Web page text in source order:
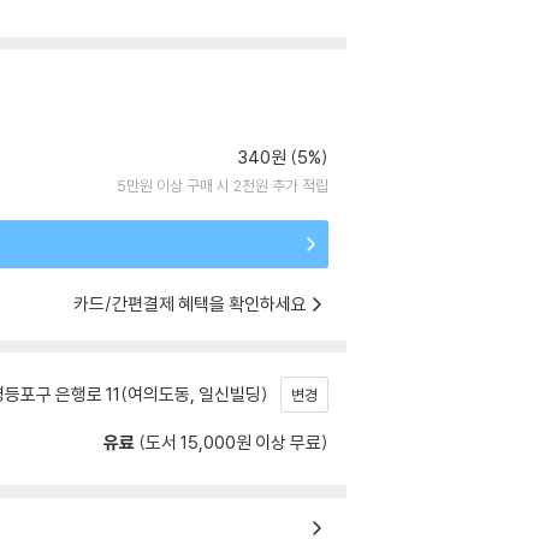
340원 (5%)
5만원 이상 구매 시 2천원 추가 적립
카드/간편결제 혜택을 확인하세요
포구 은행로 11(여의도동, 일신빌딩) 변경
유료 (도서 15,000원 이상 무료)